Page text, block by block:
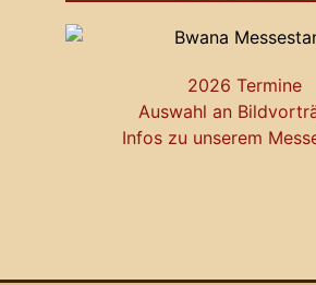
2026 Termine
Auswahl an
Infos zu unserem